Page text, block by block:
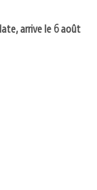
arrive le 6 août